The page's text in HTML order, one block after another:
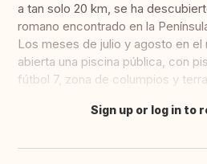
a tan solo 20 km, se ha
romano encontrado en la
Los meses de julio y agosto en el
abierta una piscina pública, con
fútbol 7, zona de columpios y
Translate this
Sign up or log in to